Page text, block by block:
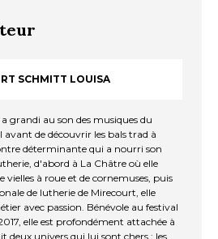
SCHMITT LOUISA
grandi au son des musiques du
de découvrir les bals trad à
déterminante qui a nourri son
d'abord à La Châtre où elle
vielles à roue et de cornemuses, puis
de lutherie de Mirecourt, elle
avec passion. Bénévole au festival
elle est profondément attachée à
deux univers qui lui sont chers : les